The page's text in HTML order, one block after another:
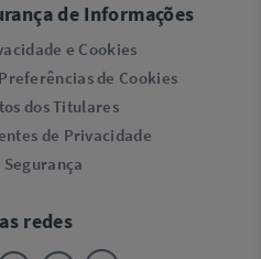
de Informações
e Cookies
de Cookies
dos Titulares
de Privacidade
Segurança
redes